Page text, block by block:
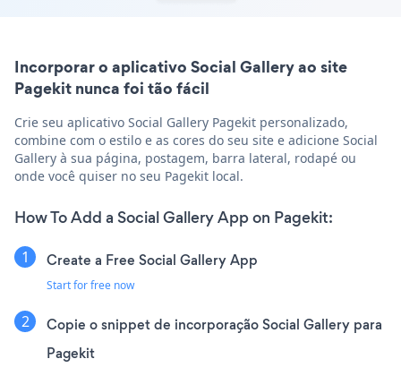
Incorporar o aplicativo Social Gallery ao site
Pagekit nunca foi tão fácil
Crie seu aplicativo Social Gallery Pagekit personalizado,
combine com o estilo e as cores do seu site e adicione Social
Gallery à sua página, postagem, barra lateral, rodapé ou
onde você quiser no seu Pagekit local.
How To Add a Social Gallery App on Pagekit:
Create a Free Social Gallery App
Start for free now
Copie o snippet de incorporação Social Gallery para
Pagekit